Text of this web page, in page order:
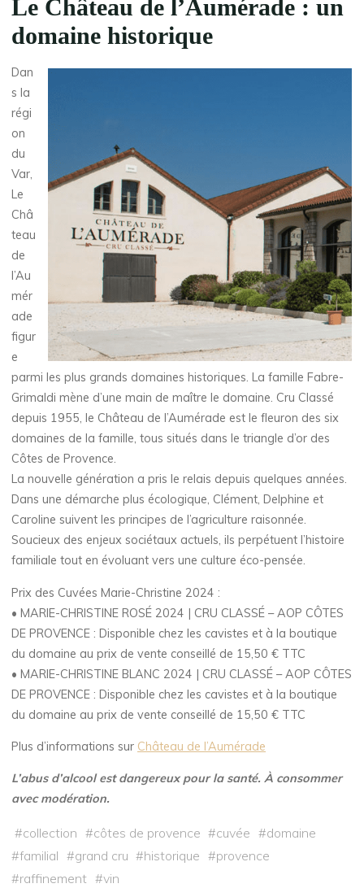
Le Château de l’Aumérade : un
domaine historique
Dan
s la
régi
on
du
Var,
Le
Châ
teau
de
l’Au
mér
ade
figur
e
parmi les plus grands domaines historiques. La famille Fabre-
Grimaldi mène d’une main de maître le domaine. Cru Classé
depuis 1955, le Château de l’Aumérade est le fleuron des six
domaines de la famille, tous situés dans le triangle d’or des
Côtes de Provence.
La nouvelle génération a pris le relais depuis quelques années.
Dans une démarche plus écologique, Clément, Delphine et
Caroline suivent les principes de l’agriculture raisonnée.
Soucieux des enjeux sociétaux actuels, ils perpétuent l’histoire
familiale tout en évoluant vers une culture éco-pensée.
Prix des Cuvées Marie-Christine 2024 :
• MARIE-CHRISTINE ROSÉ 2024 | CRU CLASSÉ – AOP CÔTES
DE PROVENCE : Disponible chez les cavistes et à la boutique
du domaine au prix de vente conseillé de 15,50 € TTC
• MARIE-CHRISTINE BLANC 2024 | CRU CLASSÉ – AOP CÔTES
DE PROVENCE : Disponible chez les cavistes et à la boutique
du domaine au prix de vente conseillé de 15,50 € TTC
Plus d’informations sur Château de l’Aumérade
L’abus d’alcool est dangereux pour la santé. À consommer
avec modération.
#collection #côtes de provence #cuvée #domaine
#familial #grand cru #historique #provence
#raffinement #vin